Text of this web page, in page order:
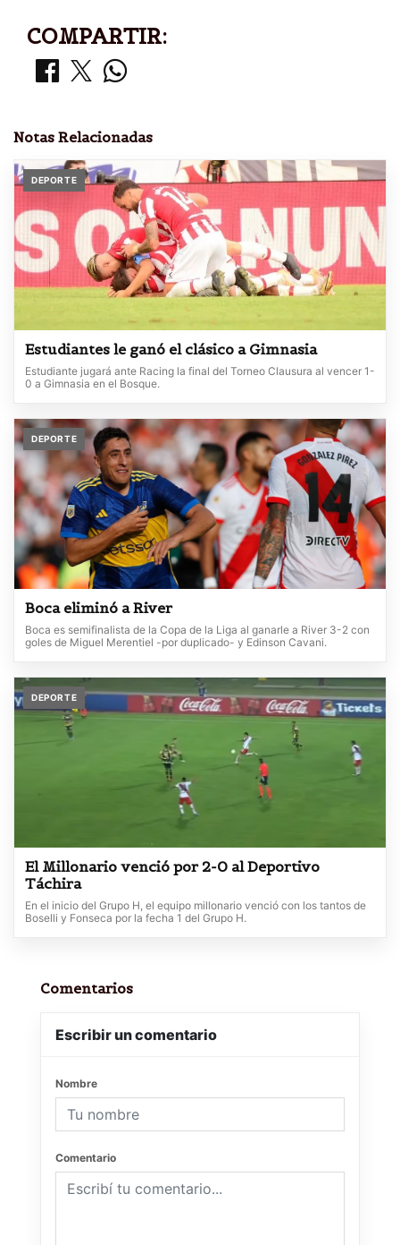
COMPARTIR:
Notas Relacionadas
DEPORTE
Estudiantes le ganó el clásico a Gimnasia
Estudiante jugará ante Racing la final del Torneo Clausura al vencer 1-
0 a Gimnasia en el Bosque.
DEPORTE
Boca eliminó a River
Boca es semifinalista de la Copa de la Liga al ganarle a River 3-2 con
goles de Miguel Merentiel -por duplicado- y Edinson Cavani.
DEPORTE
El Millonario venció por 2-0 al Deportivo
Táchira
En el inicio del Grupo H, el equipo millonario venció con los tantos de
Boselli y Fonseca por la fecha 1 del Grupo H.
Comentarios
Escribir un comentario
Nombre
Comentario